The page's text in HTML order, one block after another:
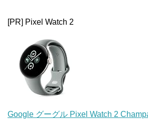
[PR] Pixel Watch 2
Google グーグル Pixel Watch 2